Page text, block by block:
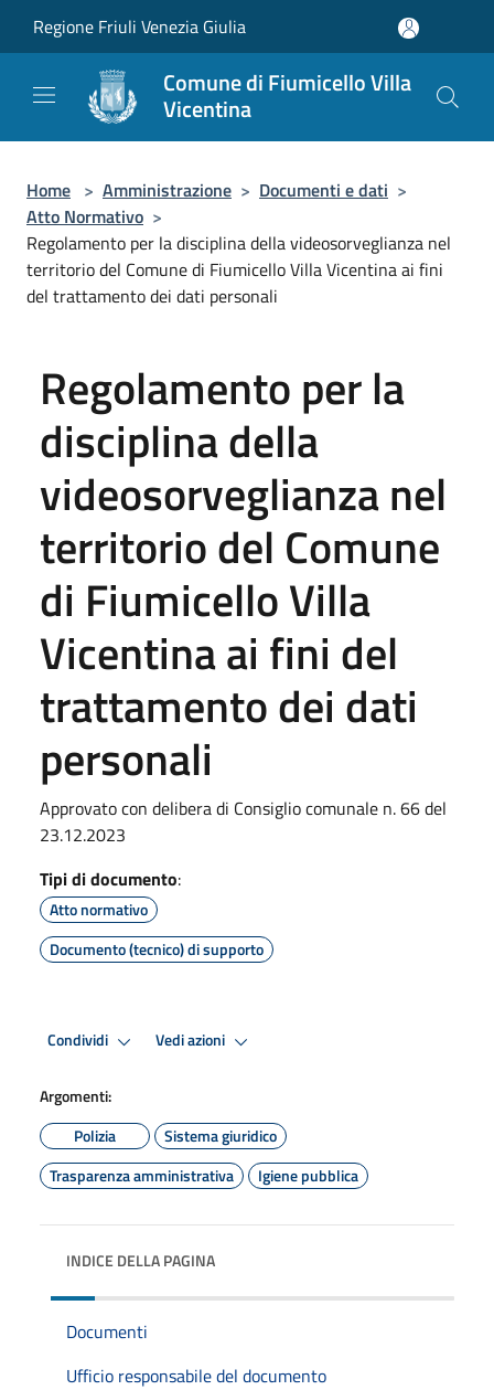
Regione Friuli Venezia Giulia
Comune di Fiumicello Villa
Vicentina
Home > Amministrazione > Documenti e dati >
Atto Normativo >
Regolamento per la disciplina della videosorveglianza nel
territorio del Comune di Fiumicello Villa Vicentina ai fini
del trattamento dei dati personali
Regolamento per la
disciplina della
videosorveglianza nel
territorio del Comune
di Fiumicello Villa
Vicentina ai fini del
trattamento dei dati
personali
Approvato con delibera di Consiglio comunale n. 66 del
23.12.2023
Tipi di documento:
Atto normativo
Documento (tecnico) di supporto
Condividi Vedi azioni
Argomenti:
Polizia
Sistema giuridico
Trasparenza amministrativa
Igiene pubblica
INDICE DELLA PAGINA
Documenti
Ufficio responsabile del documento